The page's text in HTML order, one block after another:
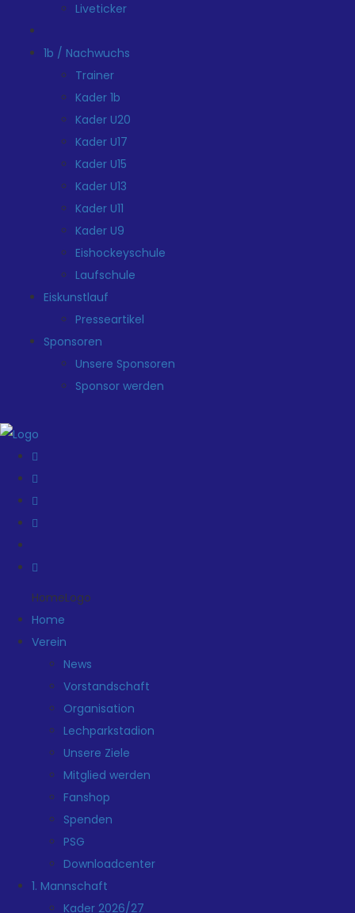
Liveticker
1b / Nachwuchs
Trainer
Kader 1b
Kader U20
Kader U17
Kader U15
Kader U13
Kader U11
Kader U9
Eishockeyschule
Laufschule
Eiskunstlauf
Presseartikel
Sponsoren
Unsere Sponsoren
Sponsor werden
HomeLogo
Home
Verein
News
Vorstandschaft
Organisation
Lechparkstadion
Unsere Ziele
Mitglied werden
Fanshop
Spenden
PSG
Downloadcenter
1. Mannschaft
Kader 2026/27